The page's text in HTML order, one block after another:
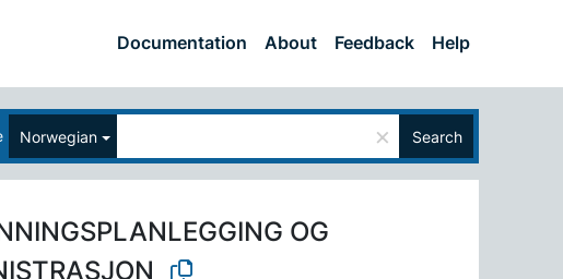
Documentation About Feedback Help
Norwegian × Search
OG